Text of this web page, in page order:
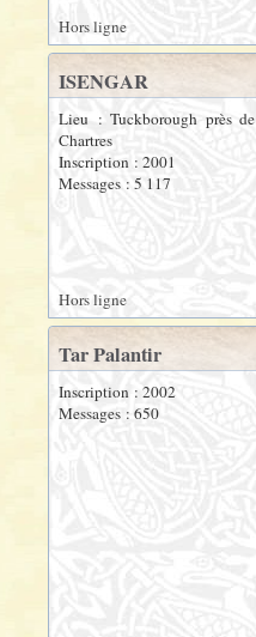
Hors ligne
ISENGAR
Lieu : Tuckborough près de
Chartres
Inscription : 2001
Messages : 5 117
Hors ligne
Tar Palantir
Inscription : 2002
Messages : 650